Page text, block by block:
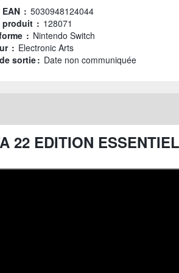
: 5030948124044
produit : 128071
: Nintendo Switch
: Electronic Arts
sortie : Date non communiquée
22 EDITION